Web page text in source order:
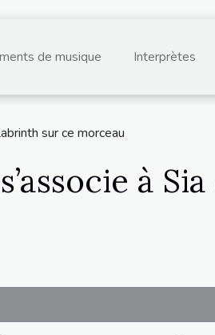
de musique Interprètes
sur ce morceau
à